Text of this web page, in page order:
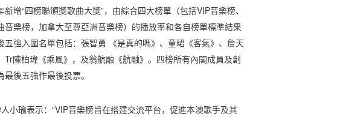
增“四榜聯頒獎歌曲大獎”，由綜合四大榜單（包括VIP音樂榜、
音樂榜，加拿大至尊亞洲音樂榜）的播放率和各自榜單標準結果
五強入圍名單包括：張智勇 《是真的嗎》、童珺《客氣》、詹天
Tr陳柏瑋《乘風》，及翁航融《航融》。四榜所有內閣成員及創
後五強作最後投票。
小瑜表示：“VIP音樂榜旨在搭建交流平台，促進本澳歌手及其